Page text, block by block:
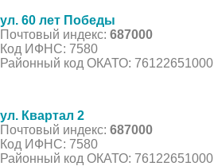
ул. 60 лет Победы
Почтовый индекс: 687000
Код ИФНС: 7580
Районный код ОКАТО: 76122651000
ул. Квартал 2
Почтовый индекс: 687000
Код ИФНС: 7580
Районный код ОКАТО: 76122651000